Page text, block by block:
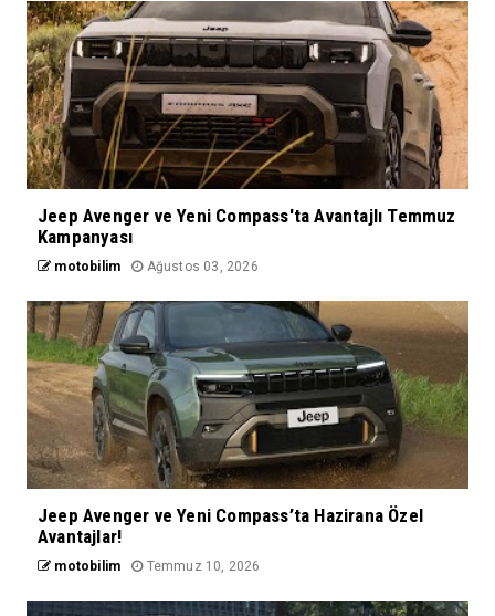
Jeep Avenger ve Yeni Compass'ta Avantajlı Temmuz
Kampanyası
motobilim Ağustos 03, 2026
Jeep Avenger ve Yeni Compass’ta Hazirana Özel
Avantajlar!
motobilim Temmuz 10, 2026